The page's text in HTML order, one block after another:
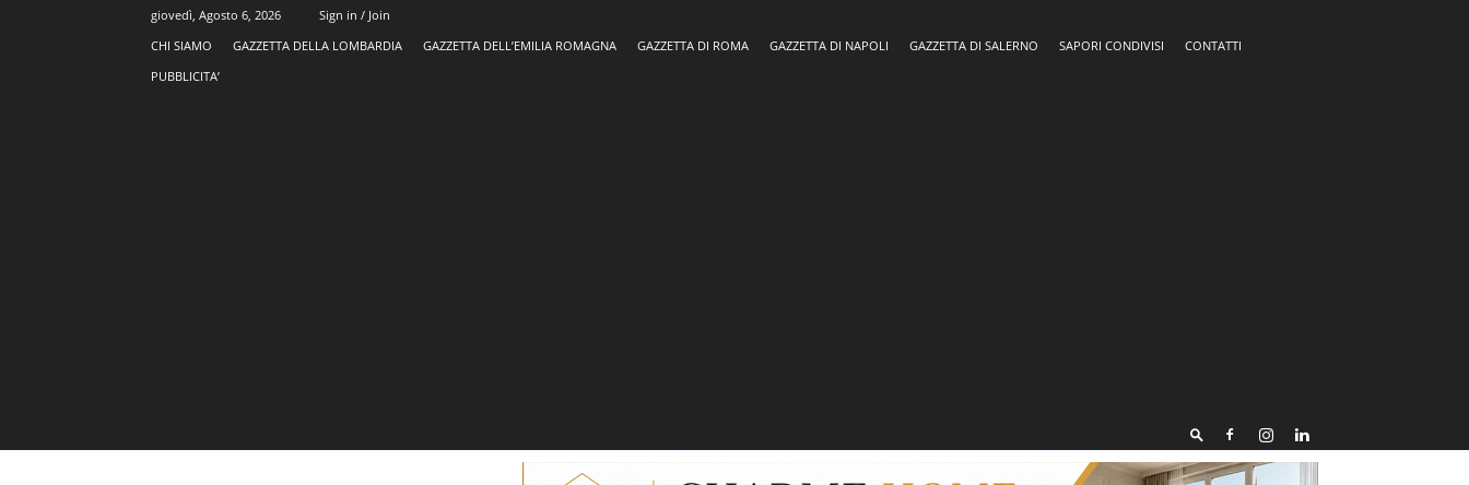
giovedì, Agosto 6, 2026
Sign in / Join
CHI SIAMO
GAZZETTA DELLA LOMBARDIA GAZZETTA DELL’EMILIA ROMAGNA GAZZETTA DI ROMA GAZZETTA DI NAPOLI GAZZETTA DI SALERNO SAPORI CONDIVISI
CONTATTI
PUBBLICITA’